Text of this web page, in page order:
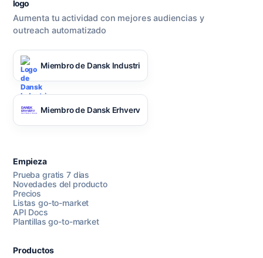
Aumenta tu actividad con mejores audiencias y
outreach automatizado
Miembro de Dansk Industri
Miembro de Dansk Erhverv
Empieza
Prueba gratis 7 dias
Novedades del producto
Precios
Listas go-to-market
API Docs
Plantillas go-to-market
Productos